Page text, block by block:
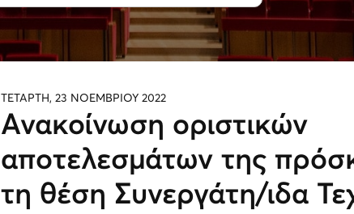
ΤΕΤΑΡΤΗ, 23 ΝΟΕΜΒΡΙΟΥ 2022
Ανακοίνωση οριστικών
αποτελεσμάτων της
τη θέση Συνεργάτη/ιδα